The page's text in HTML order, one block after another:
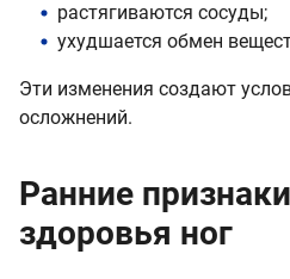
растягиваются сосуды;
ухудшается обмен
Эти изменения создают
осложнений.
Ранние
здоровья ног